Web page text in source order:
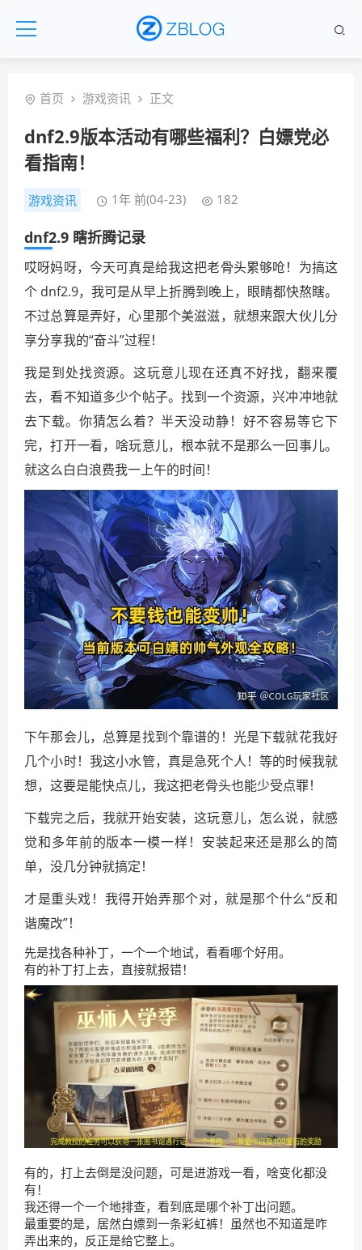
首页 游戏资讯 正文
dnf2.9版本活动有哪些福利？白嫖党必
看指南！
游戏资讯 1年 前(04-23) 182
dnf2.9 瞎折腾记录
哎呀妈呀，今天可真是给我这把老骨头累够呛！为搞这
个 dnf2.9，我可是从早上折腾到晚上，眼睛都快熬瞎。
不过总算是弄好，心里那个美滋滋，就想来跟大伙儿分
享分享我的“奋斗”过程！
我是到处找资源。这玩意儿现在还真不好找，翻来覆
去，看不知道多少个帖子。找到一个资源，兴冲冲地就
去下载。你猜怎么着？半天没动静！好不容易等它下
完，打开一看，啥玩意儿，根本就不是那么一回事儿。
就这么白白浪费我一上午的时间！
下午那会儿，总算是找到个靠谱的！光是下载就花我好
几个小时！我这小水管，真是急死个人！等的时候我就
想，这要是能快点儿，我这把老骨头也能少受点罪！
下载完之后，我就开始安装，这玩意儿，怎么说，就感
觉和多年前的版本一模一样！安装起来还是那么的简
单，没几分钟就搞定！
才是重头戏！我得开始弄那个对，就是那个什么“反和
谐魔改”！
先是找各种补丁，一个一个地试，看看哪个好用。
有的补丁打上去，直接就报错！
有的，打上去倒是没问题，可是进游戏一看，啥变化都没
有！
我还得一个一个地排查，看到底是哪个补丁出问题。
最重要的是，居然白嫖到一条彩虹裤！虽然也不知道是咋
弄出来的，反正是给它整上。